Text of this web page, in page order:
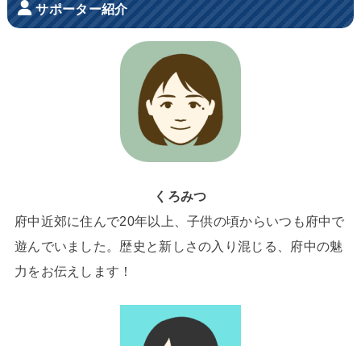
サポーター紹介
くろみつ
府中近郊に住んで20年以上、子供の頃からいつも府中で
遊んでいました。歴史と新しさの入り混じる、府中の魅
力をお伝えします！